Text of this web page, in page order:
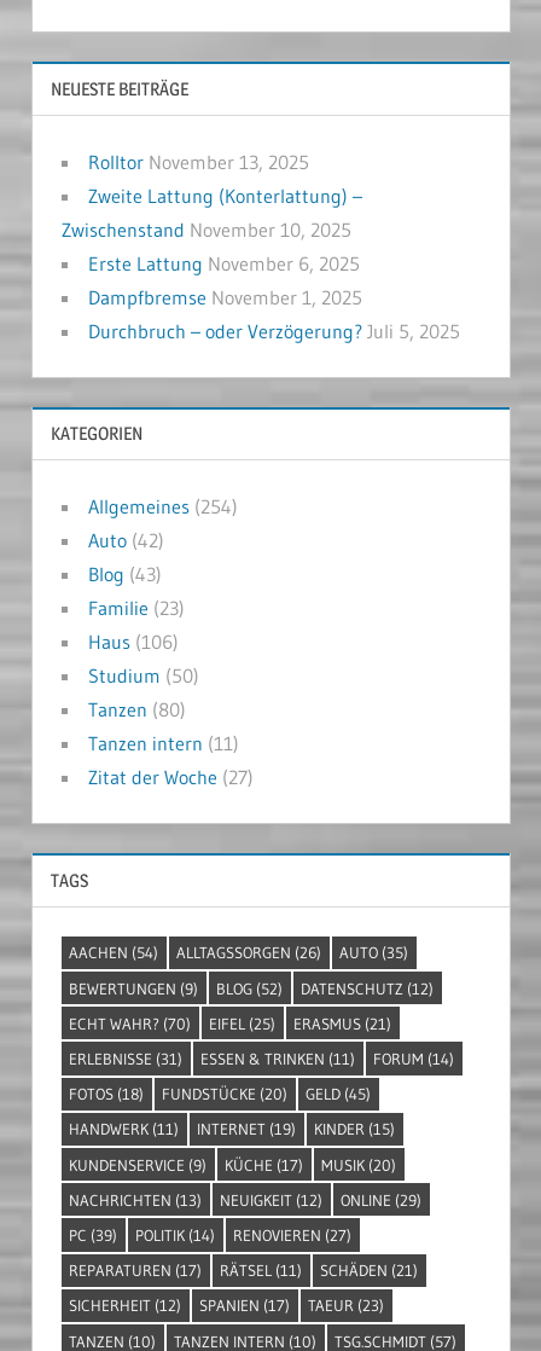
NEUESTE BEITRÄGE
Rolltor November 13, 2025
Zweite Lattung (Konterlattung) –
Zwischenstand November 10, 2025
Erste Lattung November 6, 2025
Dampfbremse November 1, 2025
Durchbruch – oder Verzögerung? Juli 5, 2025
KATEGORIEN
Allgemeines(254)
Auto(42)
Blog (43)
Familie (23)
Haus(106)
Studium (50)
Tanzen (80)
Tanzen intern (11)
Zitat der Woche (27)
TAGS
AACHEN (54) ALLTAGSSORGEN (26) AUTO (35)
BEWERTUNGEN (9) BLOG (52) DATENSCHUTZ (12)
ECHT WAHR? (70) EIFEL (25) ERASMUS (21)
ERLEBNISSE (31) ESSEN & TRINKEN (11) FORUM (14)
FOTOS (18) FUNDSTÜCKE (20) GELD (45)
HANDWERK (11) INTERNET (19) KINDER (15)
KUNDENSERVICE (9) KÜCHE (17) MUSIK (20)
NACHRICHTEN (13) NEUIGKEIT (12) ONLINE (29)
PC (39) POLITIK (14) RENOVIEREN (27)
REPARATUREN (17) RÄTSEL (11) SCHÄDEN (21)
SICHERHEIT (12) SPANIEN (17) TAEUR (23)
TANZEN (10) TANZEN INTERN (10) TSG.SCHMIDT (57)